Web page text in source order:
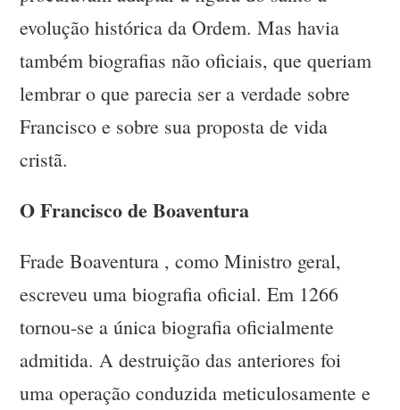
evolução histórica da Ordem. Mas havia
também biografias não oficiais, que queriam
lembrar o que parecia ser a verdade sobre
Francisco e sobre sua proposta de vida
cristã.
O Francisco de Boaventura
Frade Boaventura , como Ministro geral,
escreveu uma biografia oficial. Em 1266
tornou-se a única biografia oficialmente
admitida. A destruição das anteriores foi
uma operação conduzida meticulosamente e